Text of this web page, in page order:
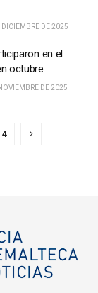
DICIEMBRE DE 2025
en el
octubre
DE 2025
4